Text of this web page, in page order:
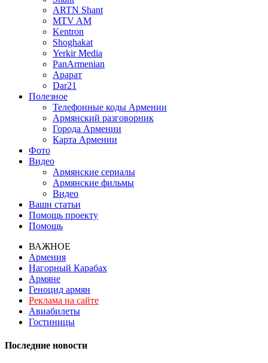
ARTN Shant
MTV AM
Kentron
Shoghakat
Yerkir Media
PanArmenian
Арарат
Dar21
Полезное
Телефонные коды Армении
Армянский разговорник
Города Армении
Карта Армении
Фото
Видео
Армянские сериалы
Армянские фильмы
Видео
Ваши статьи
Помощь проекту
Помощь
ВАЖНОЕ
Армения
Нагорный Карабах
Армяне
Геноцид армян
Реклама на сайте
Авиабилеты
Гостиницы
Последние новости